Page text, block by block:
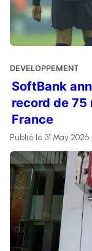
DEVELOPPEMENT
SoftBank
record de 75
France
Publié le 31 May 2026